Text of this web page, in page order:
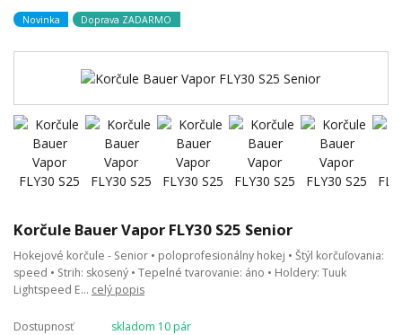
Novinka Doprava ZADARMO
Korčule Bauer Vapor FLY30 S25 Senior
Hokejové korčule - Senior • poloprofesionálny hokej • Štýl korčuľovania:
speed • Strih: skosený • Tepelné tvarovanie: áno • Holdery: Tuuk
Lightspeed E... celý popis
Dostupnosť
skladom 10 pár